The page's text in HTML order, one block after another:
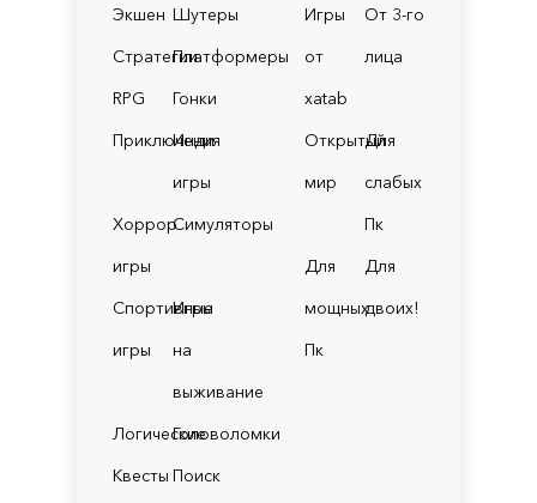
Экшен Шутеры
СтратегииПлатформеры
RPG
Гонки
Приключения
Инди
игры
Хоррор
игры
Симуляторы
Спортивные
игры
Игры
на
выживание
ЛогическиеГоловоломки
Квесты Поиск
Игры
от
xatab
От 3-го
лица
Открытый
мир
Для
слабых
Пк
Для
мощных
Пк
Для
двоих!